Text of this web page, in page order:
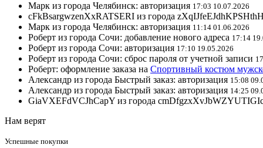
Марк из города Челябинск: авторизация 17:03 10.07.2026
cFkBsargwzenXxRATSERI из города
Марк из города Челябинск: авторизация 11:14 01.06.2026
Роберт из города Сочи: добавление нового адреса 17:14
Роберт из города Сочи: авторизация 17:10 19.05.2026
Роберт из города Сочи: сброс пароля от учетной записи
Роберт: оформление заказа на Спортивный костюм
Александр из города Быстрый заказ: авторизация 15:08
Александр из города Быстрый заказ: авторизация 14:25
GiaVXEFdVCJhCapY из города
Нам верят
Успешные покупки